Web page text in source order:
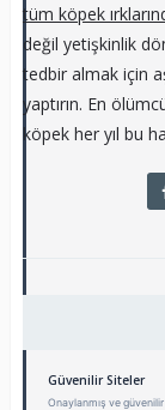
tüm köpek
değil yetişkinlik
tedbir almak için
yaptırın. En
köpek her yıl bu
Güvenilir Siteler
Onaylanmış ve